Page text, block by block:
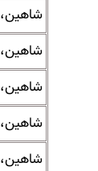
شاهین، G دنده‌ای
شاهین، G اتومات
شاهین، G دنده‌ای
شاهین، G دنده‌ای
شاهین، G دنده‌ای